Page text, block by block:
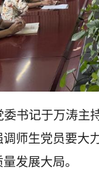
书记于万涛主
师生党员要大
发展大局。